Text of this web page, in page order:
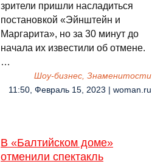
зрители пришли насладиться
постановкой «Эйнштейн и
Маргарита», но за 30 минут до
начала их известили об отмене.
…
Шоу-бизнес, Знаменитости
11:50, Февраль 15, 2023 | woman.ru
В «Балтийском доме»
отменили спектакль